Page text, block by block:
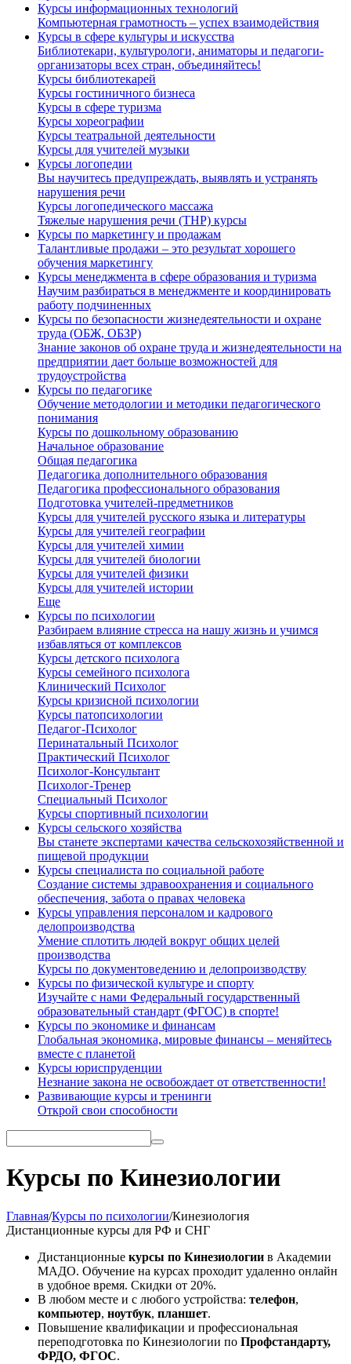
Курсы информационных технологий
Компьютерная грамотность – успех взаимодействия
Курсы в сфере культуры и искусства
Библиотекари, культурологи, аниматоры и педагоги-
организаторы всех стран, объединяйтесь!
Курсы библиотекарей
Курсы гостиничного бизнеса
Курсы в сфере туризма
Курсы хореографии
Курсы театральной деятельности
Курсы для учителей музыки
Курсы логопедии
Вы научитесь предупреждать, выявлять и устранять
нарушения речи
Курсы логопедического массажа
Тяжелые нарушения речи (ТНР) курсы
Курсы по маркетингу и продажам
Талантливые продажи – это результат хорошего
обучения маркетингу
Курсы менеджмента в сфере образования и туризма
Научим разбираться в менеджменте и координировать
работу подчиненных
Курсы по безопасности жизнедеятельности и охране
труда (ОБЖ, ОБЗР)
Знание законов об охране труда и жизнедеятельности на
предприятии дает больше возможностей для
трудоустройства
Курсы по педагогике
Обучение методологии и методики педагогического
понимания
Курсы по дошкольному образованию
Начальное образование
Общая педагогика
Педагогика дополнительного образования
Педагогика профессионального образования
Подготовка учителей-предметников
Курсы для учителей русского языка и литературы
Курсы для учителей географии
Курсы для учителей химии
Курсы для учителей биологии
Курсы для учителей физики
Курсы для учителей истории
Еще
Курсы по психологии
Разбираем влияние стресса на нашу жизнь и учимся
избавляться от комплексов
Курсы детского психолога
Курсы семейного психолога
Клинический Психолог
Курсы кризисной психологии
Курсы патопсихологии
Педагог-Психолог
Перинатальный Психолог
Практический Психолог
Психолог-Консультант
Психолог-Тренер
Специальный Психолог
Курсы спортивный психологии
Курсы сельского хозяйства
Вы станете экспертами качества сельскохозяйственной и
пищевой продукции
Курсы специалиста по социальной работе
Создание системы здравоохранения и социального
обеспечения, забота о правах человека
Курсы управления персоналом и кадрового
делопроизводства
Умение сплотить людей вокруг общих целей
производства
Курсы по документоведению и делопроизводству
Курсы по физической культуре и спорту
Изучайте с нами Федеральный государственный
образовательный стандарт (ФГОС) в спорте!
Курсы по экономике и финансам
Глобальная экономика, мировые финансы – меняйтесь
вместе с планетой
Курсы юриспруденции
Незнание закона не освобождает от ответственности!
Развивающие курсы и тренинги
Открой свои способности
Курсы по Кинезиологии
Главная/Курсы по психологии/Кинезиология
Дистанционные курсы для РФ и СНГ
Дистанционные курсы по Кинезиологии в Академии
МАДО. Обучение на курсах проходит удаленно онлайн
в удобное время. Скидки от 20%.
В любом месте и с любого устройства: телефон,
компьютер, ноутбук, планшет.
Повышение квалификации и профессиональная
переподготовка по Кинезиологии по Профстандарту,
ФРДО, ФГОС.